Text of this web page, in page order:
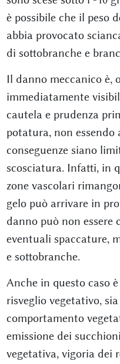
è possibile che il peso
abbia provocato
di sottobranche e
Il danno meccanico è,
immediatamente
cautela e prudenza
potatura, non essendo
conseguenze siano
scosciatura. Infatti, in
zone vascolari
gelo può arrivare in
danno può non essere
eventuali spaccature,
e sottobranche.
Anche in questo caso
risveglio vegetativo,
comportamento
emissione dei
vegetativa, vigoria dei